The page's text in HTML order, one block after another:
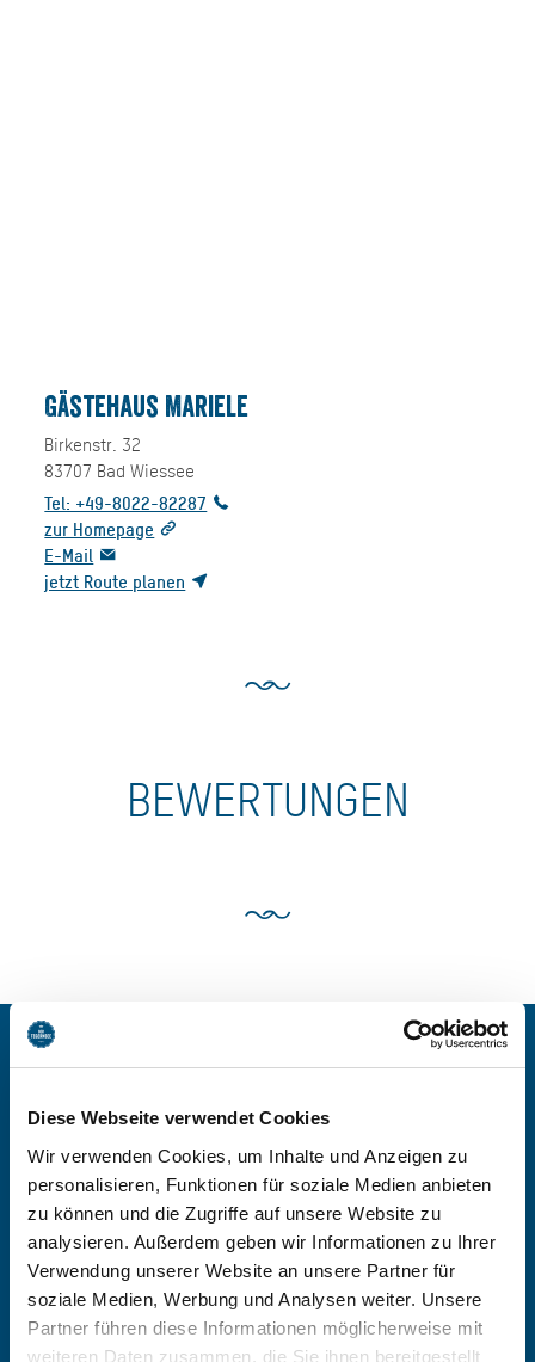
Diese Webseite verwendet Cookies
Wir verwenden Cookies, um Inhalte und Anzeigen zu
personalisieren, Funktionen für soziale Medien anbieten
zu können und die Zugriffe auf unsere Website zu
analysieren. Außerdem geben wir Informationen zu Ihrer
Verwendung unserer Website an unsere Partner für
soziale Medien, Werbung und Analysen weiter. Unsere
Partner führen diese Informationen möglicherweise mit
weiteren Daten zusammen, die Sie ihnen bereitgestellt
Gästehaus Mariele
Birkenstr. 32
83707 Bad Wiessee
Tel: +49-8022-82287
zur Homepage
E-Mail
jetzt Route planen
BEWERTUNGEN
MARIELE BUCHEN
-
Anzahl Personen
Zimmer finden